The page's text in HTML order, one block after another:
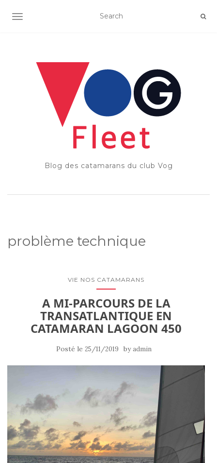
OUVRIR/FERMER LA NAVIGATION
Blog des catamarans du club Vog
problème technique
VIE NOS CATAMARANS
A MI-PARCOURS DE LA
TRANSATLANTIQUE EN
CATAMARAN LAGOON 450
Posté le 25/11/2019 byadmin